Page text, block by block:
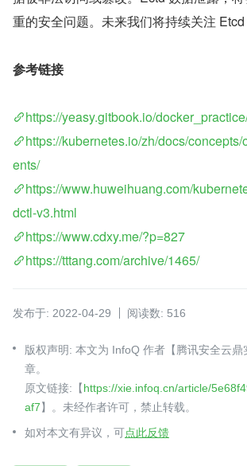
重的安全问题。未来我们将持续关注 Etcd
参考链接
https://yeasy.gitbook.io/
https://kubernetes.io/zh/docs/
ents/
https://www.huweihuang.com/
dctl-v3.html
https://www.cdxy.me/?p=827
https://tttang.com/archive/1465/
发布于: 2022-04-29 阅读数: 516
版权声明: 本文为 InfoQ 作者【腾讯安全云鼎
章。
原文链接:【https://xie.infoq.cn/article/
af7】。未经作者许可，禁止转载。
如对本文有异议，可点此反馈